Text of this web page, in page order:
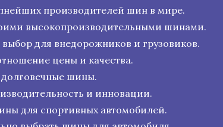
производителей шин в мире.
высокопроизводительными шинами.
для внедорожников и грузовиков.
цены и качества.
шины.
и инновации.
для спортивных автомобилей.